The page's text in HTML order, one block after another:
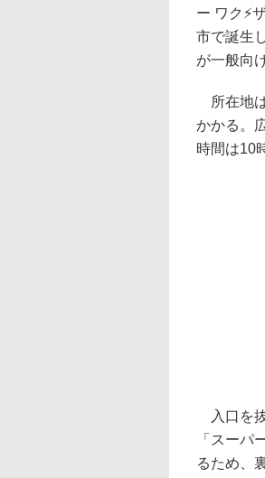
ー ワク⚡
市で誕生
が一般向
所在地
かかる。
時間は10
入口を
「スーパ
るため、